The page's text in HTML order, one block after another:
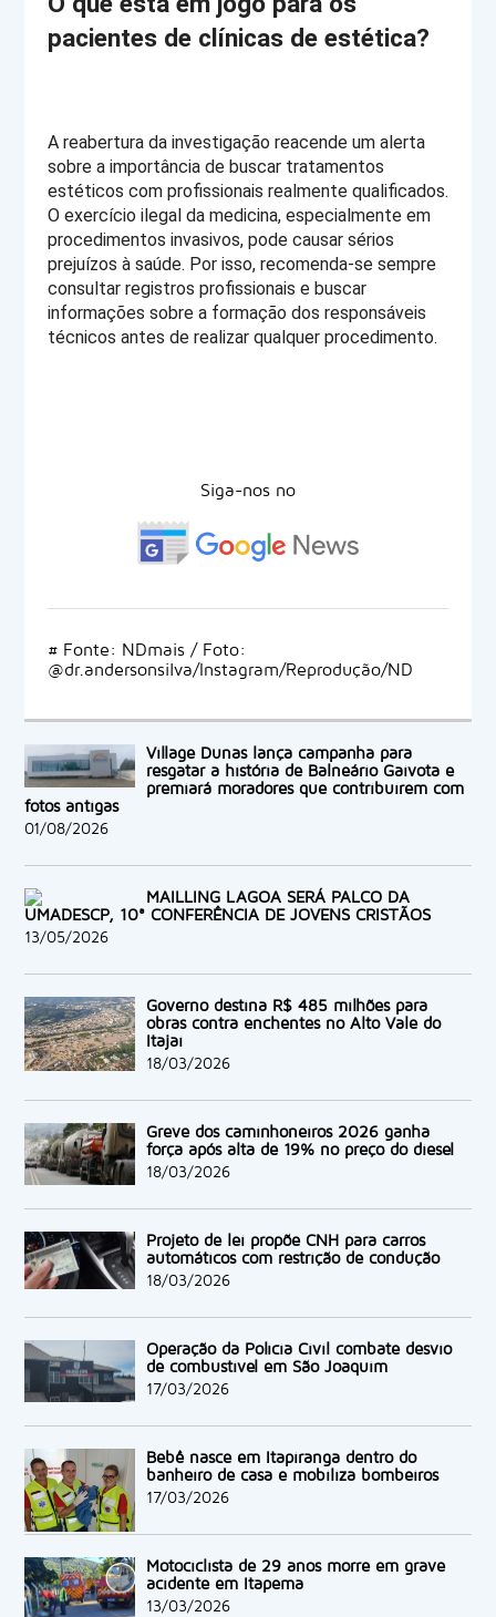
pacientes de clínicas de estética?
A reabertura da investigação reacende um alerta
sobre a importância de buscar tratamentos
estéticos com profissionais realmente qualificados.
O exercício ilegal da medicina, especialmente em
procedimentos invasivos, pode causar sérios
prejuízos à saúde. Por isso, recomenda-se sempre
consultar registros profissionais e buscar
informações sobre a formação dos responsáveis
técnicos antes de realizar qualquer procedimento.
Siga-nos no
# Fonte: NDmais / Foto:
@dr.andersonsilva/Instagram/Reprodução/ND
Village Dunas lança campanha para
resgatar a história de Balneário Gaivota e
premiará moradores que contribuírem com
fotos antigas
01/08/2026
MAILLING LAGOA SERÁ PALCO DA
UMADESCP, 10ª CONFERÊNCIA DE JOVENS CRISTÃOS
13/05/2026
Governo destina R$ 485 milhões para
obras contra enchentes no Alto Vale do
Itajaí
18/03/2026
Greve dos caminhoneiros 2026 ganha
força após alta de 19% no preço do diesel
18/03/2026
Projeto de lei propõe CNH para carros
automáticos com restrição de condução
18/03/2026
Operação da Polícia Civil combate desvio
de combustível em São Joaquim
17/03/2026
Bebê nasce em Itapiranga dentro do
banheiro de casa e mobiliza bombeiros
17/03/2026
Motociclista de 29 anos morre em grave
acidente em Itapema
13/03/2026